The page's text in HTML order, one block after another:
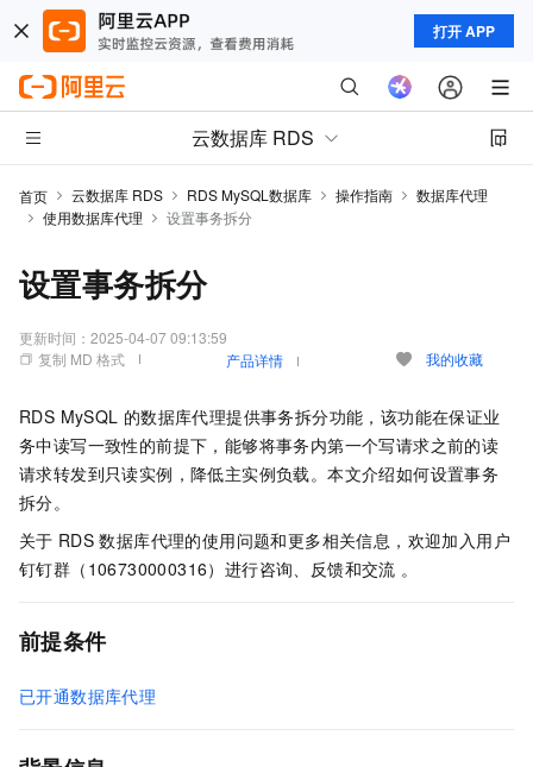
打开 APP
云数据库 RDS
首页 云数据库 RDS RDS MySQL数据库 操作指南
数据库代理
使用数据库代理
设置事务拆分
设置事务拆分
更新时间： 2025-04-07 09:13:59
复制 MD 格式
产品详情 我的收藏
RDS MySQL 的数据库代理提供事务拆分功能，该功能在保证业
务中读写一致性的前提下，能够将事务内第一个写请求之前的读
请求转发到只读实例，降低主实例负载。本文介绍如何设置事务
拆分。
关于 RDS 数据库代理的使用问题和更多相关信息，欢迎加入用户
钉钉群（106730000316）进行咨询、反馈和交流 。
前提条件
已开通数据库代理